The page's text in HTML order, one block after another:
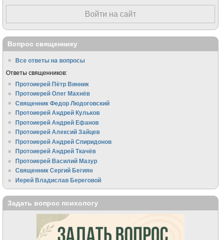
Войти на сайт
Вопрос священнику
Все ответы на вопросы
Ответы священников:
Протоиерей Пётр Винник
Протоиерей Олег Махнёв
Священник Федор Людоговский
Протоиерей Андрей Кульков
Протоиерей Андрей Ефанов
Протоиерей Алексий Зайцев
Протоиерей Андрей Спиридонов
Протоиерей Андрей Ткачёв
Протоиерей Василий Мазур
Священник Сергий Бегиян
Иерей Владислав Береговой
Задать вопрос психологу